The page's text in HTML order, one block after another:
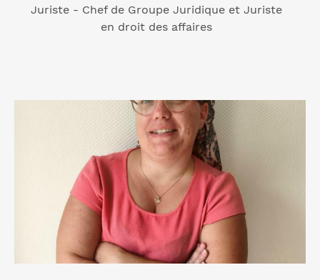
Juriste - Chef de Groupe Juridique et Juriste
en droit des affaires